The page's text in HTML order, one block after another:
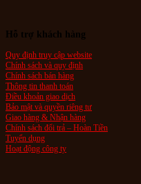
Hỗ trợ khách hàng
Quy định truy cập website
Chính sách và quy định
Chính sách bán hàng
Thông tin thanh toán
Điều khoản giao dịch
Bảo mật và quyền riêng tư
Giao hàng & Nhận hàng
Chính sách đổi trả – Hoàn Tiền
Tuyển dụng
Hoạt động công ty